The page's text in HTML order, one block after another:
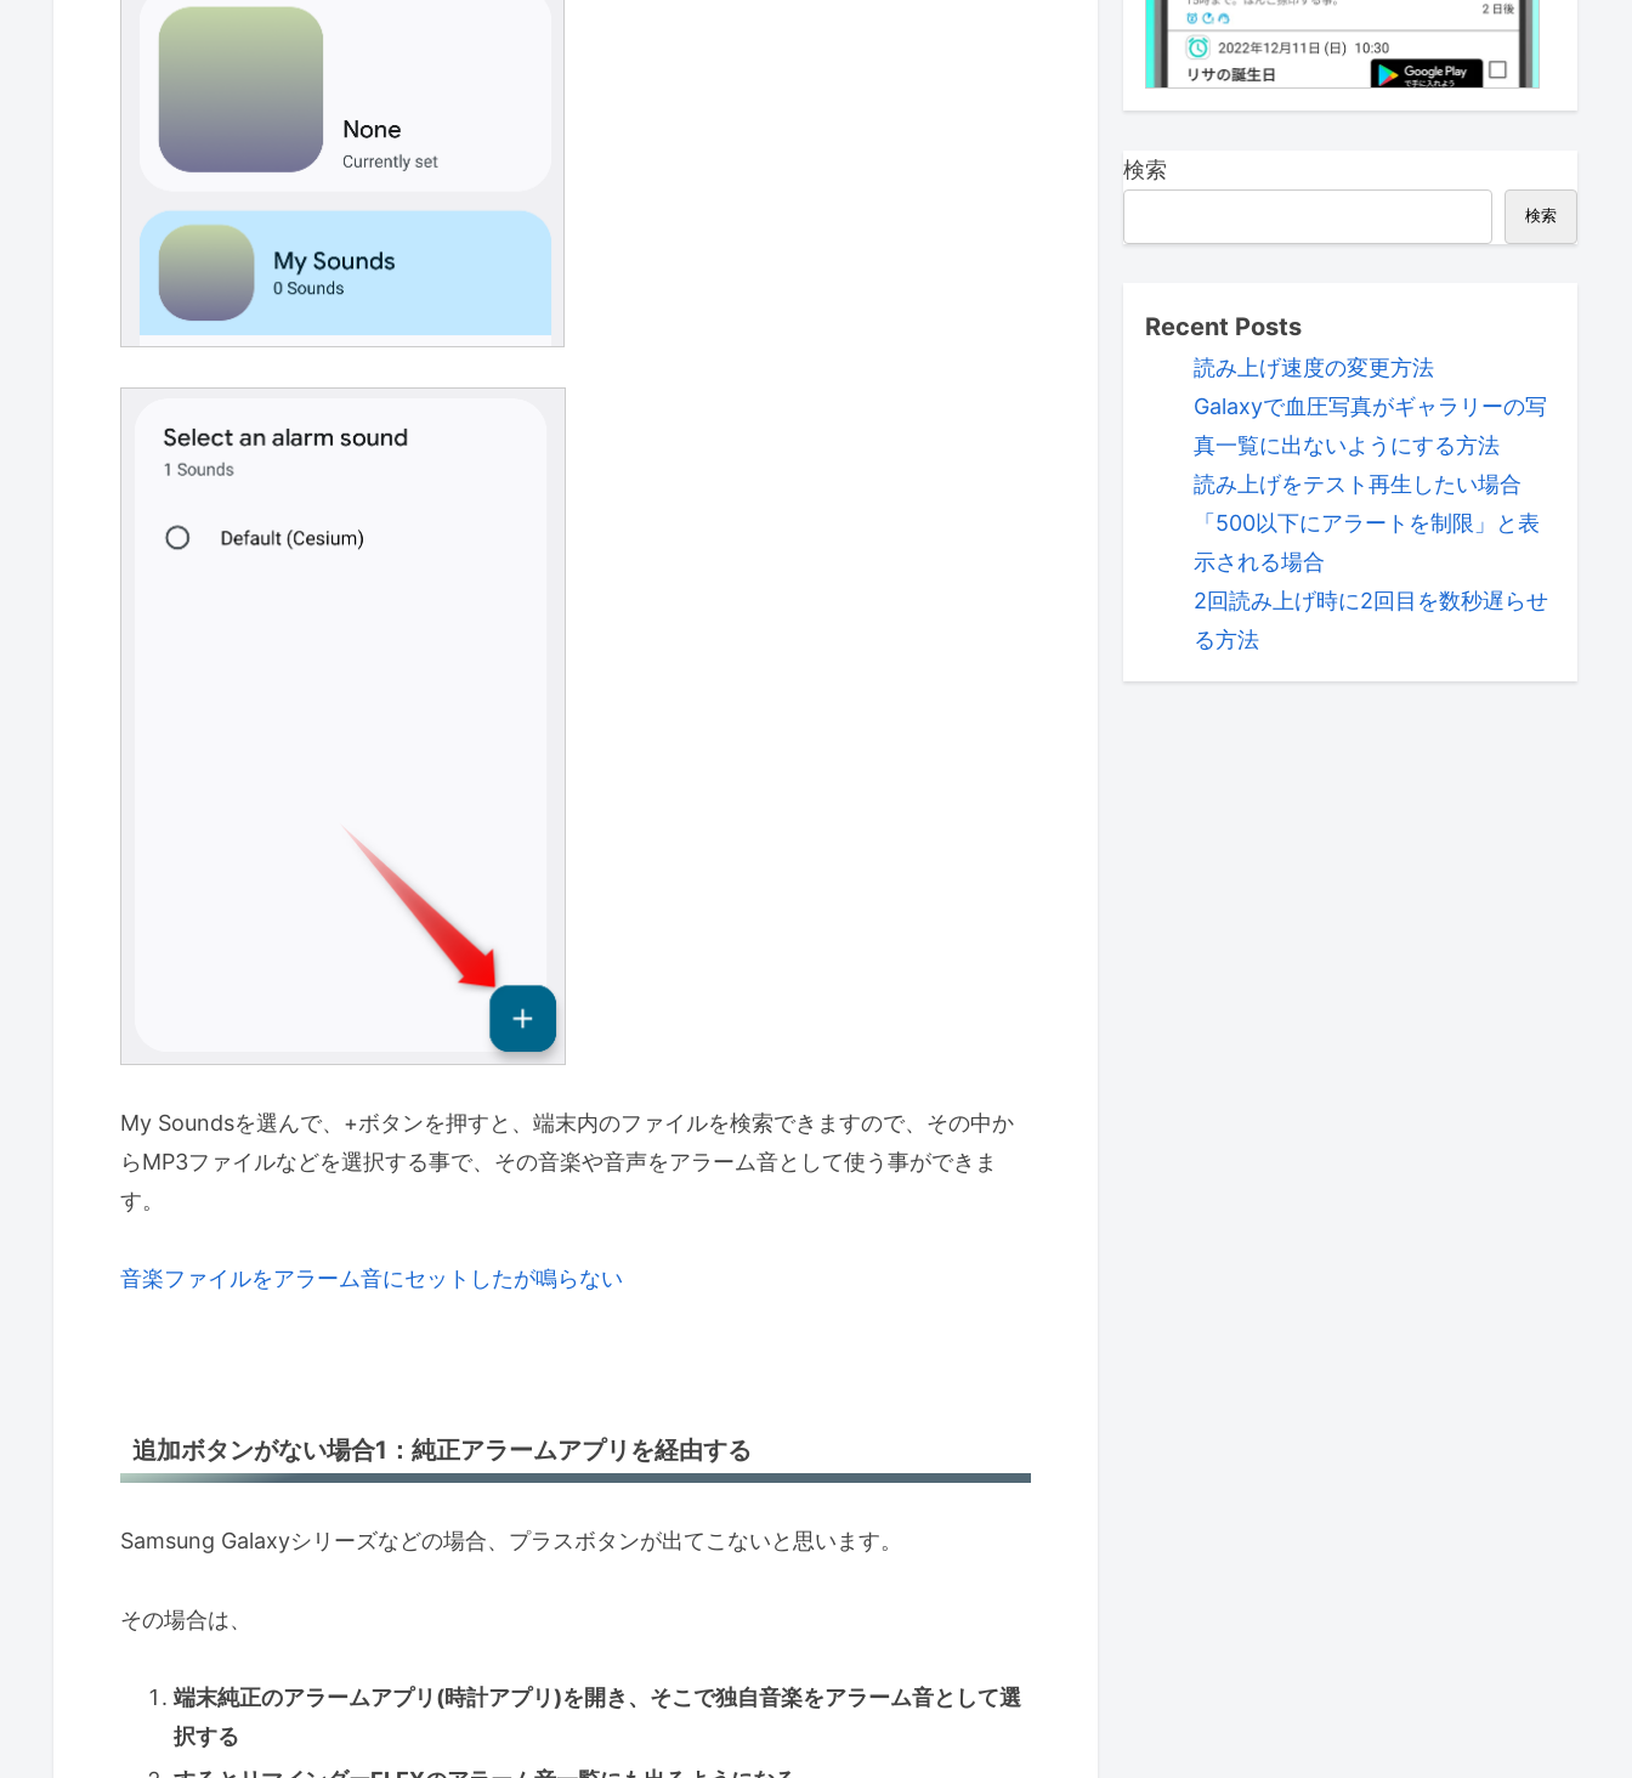
My Soundsを選んで、+ボタンを押すと、端末内のファイルを検索できますので、その中か
らMP3ファイルなどを選択する事で、その音楽や音声をアラーム音として使う事ができま
す。
音楽ファイルをアラーム音にセットしたが鳴らない
追加ボタンがない場合1：純正アラームアプリを経由する
Samsung Galaxyシリーズなどの場合、プラスボタンが出てこないと思います。
その場合は、
端末純正のアラームアプリ(時計アプリ)を開き、そこで独自音楽をアラーム音として選
択する
検索
検索
Recent Posts
読み上げ速度の変更方法
Galaxyで血圧写真がギャラリーの写
真一覧に出ないようにする方法
読み上げをテスト再生したい場合
「500以下にアラートを制限」と表
示される場合
2回読み上げ時に2回目を数秒遅らせ
る方法